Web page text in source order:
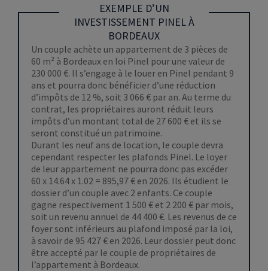
EXEMPLE D’UN
INVESTISSEMENT PINEL À
BORDEAUX
Un couple achète un appartement de 3 pièces de
60 m² à Bordeaux en loi Pinel pour une valeur de
230 000 €. Il s’engage à le louer en Pinel pendant 9
ans et pourra donc bénéficier d’une réduction
d’impôts de 12 %, soit 3 066 € par an. Au terme du
contrat, les propriétaires auront réduit leurs
impôts d’un montant total de 27 600 € et ils se
seront constitué un patrimoine.
Durant les neuf ans de location, le couple devra
cependant respecter les plafonds Pinel. Le loyer
de leur appartement ne pourra donc pas excéder
60 x 14.64 x 1.02 = 895,97 € en 2026. Ils étudient le
dossier d’un couple avec 2 enfants. Ce couple
gagne respectivement 1 500 € et 2 200 € par mois,
soit un revenu annuel de 44 400 €. Les revenus de ce
foyer sont inférieurs au plafond imposé par la loi,
à savoir de 95 427 € en 2026. Leur dossier peut donc
être accepté par le couple de propriétaires de
l’appartement à Bordeaux.